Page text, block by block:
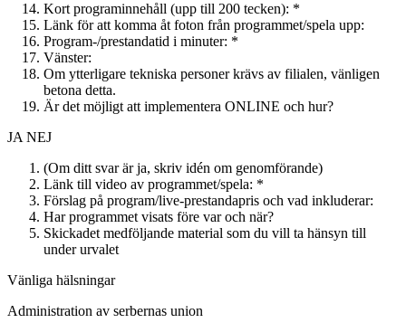
Kort programinnehåll (upp till 200 tecken): *
Länk för att komma åt foton från programmet/spela upp:
Program-/prestandatid i minuter: *
Vänster:
Om ytterligare tekniska personer krävs av filialen, vänligen
betona detta.
Är det möjligt att implementera ONLINE och hur?
JA NEJ
(Om ditt svar är ja, skriv idén om genomförande)
Länk till video av programmet/spela: *
Förslag på program/live-prestandapris och vad inkluderar:
Har programmet visats före var och när?
Skickadet medföljande material som du vill ta hänsyn till
under urvalet
Vänliga hälsningar
Administration av serbernas union